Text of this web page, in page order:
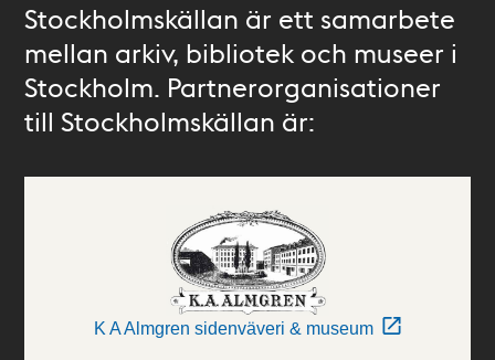
Stockholmskällan är ett samarbete
mellan arkiv, bibliotek och museer i
Stockholm. Partnerorganisationer
till Stockholmskällan är:
K A Almgren sidenväveri & museum